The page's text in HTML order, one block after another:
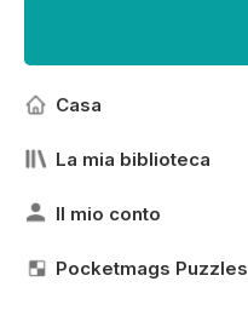
Casa
La mia biblioteca
Il mio conto
Pocketmags Puzzles